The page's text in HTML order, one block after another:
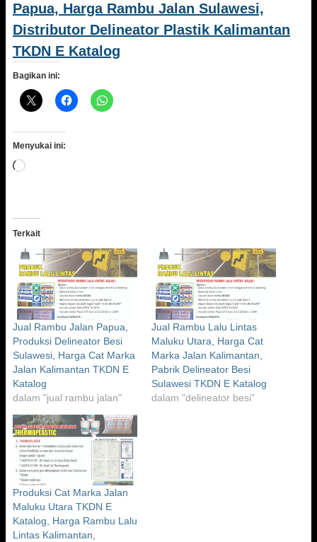
Papua, Harga Rambu Jalan Sulawesi,
Distributor Delineator Plastik Kalimantan
TKDN E Katalog
Bagikan ini:
Menyukai ini:
Memuat...
Terkait
Jual Rambu Jalan Papua,
Produksi Delineator Besi
Sulawesi, Harga Cat Marka
Jalan Kalimantan TKDN E
Katalog
dalam "jual rambu jalan"
Jual Rambu Lalu Lintas
Maluku Utara, Harga Cat
Marka Jalan Kalimantan,
Pabrik Delineator Besi
Sulawesi TKDN E Katalog
dalam "delineator besi"
Produksi Cat Marka Jalan
Maluku Utara TKDN E
Katalog, Harga Rambu Lalu
Lintas Kalimantan,